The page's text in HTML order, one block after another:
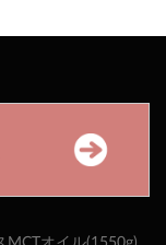
MCTオイル(1550g)